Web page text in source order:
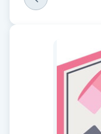
Fransk manikyr
Frekvensterapi